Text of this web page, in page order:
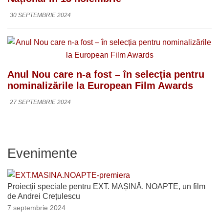
30 SEPTEMBRIE 2024
Anul Nou care n-a fost – în selecția pentru
nominalizările la European Film Awards
27 SEPTEMBRIE 2024
Evenimente
Proiecții speciale pentru EXT. MAȘINĂ. NOAPTE, un film
de Andrei Crețulescu
7 septembrie 2024